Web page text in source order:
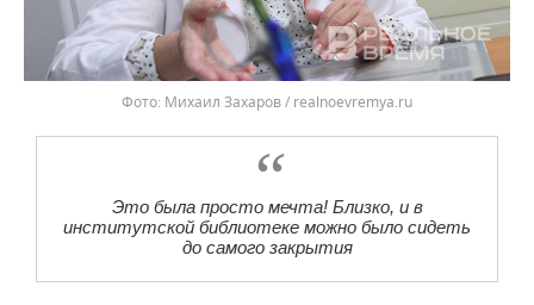
Михаил Захаров / realnoevremya.ru
Это была просто мечта! Близко, и в
институтской библиотеке можно было сидеть
до самого закрытия